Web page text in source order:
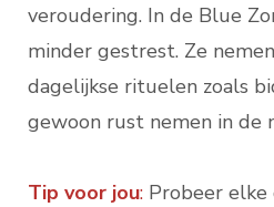
veroudering. In de Blue
minder gestrest. Ze
dagelijkse rituelen zoals
gewoon rust nemen in de
Tip voor jou: Probeer elke